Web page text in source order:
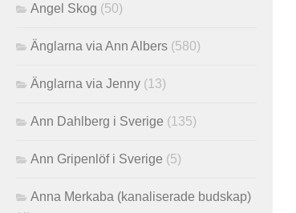
Angel Skog (50)
Änglarna via Ann Albers (580)
Änglarna via Jenny (13)
Ann Dahlberg i Sverige (135)
Ann Gripenlöf i Sverige (5)
Anna Merkaba (kanaliserade budskap)